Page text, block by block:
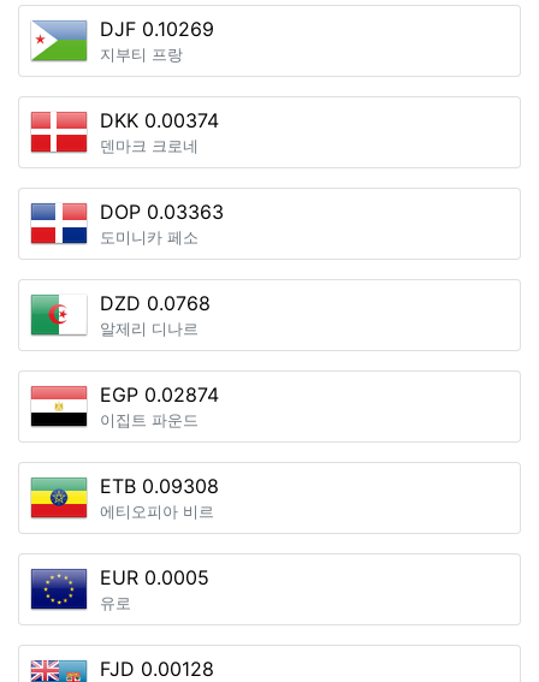
DJF 0.10269
지부티 프랑
DKK 0.00374
덴마크 크로네
DOP 0.03363
도미니카 페소
DZD 0.0768
알제리 디나르
EGP 0.02874
이집트 파운드
ETB 0.09308
에티오피아 비르
EUR 0.0005
유로
FJD 0.00128